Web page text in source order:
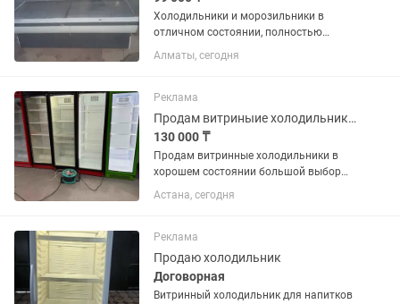
Холодильники и морозильники в
отличном состоянии, полностью
рабочие, все чистые ухожэные как на
фото, на каждый холодильник дам
помогу с доставкой, кому интересно...
Алматы, сегодня
Реклама
Продам витриныие холодильник в хорошем состоянии
130 000 ₸
Продам витринные холодильники в
хорошем состоянии большой выбор
тауелсыздык 26
Астана, сегодня
Реклама
Продаю холодильник
Договорная
Витринный холодильник для напитков